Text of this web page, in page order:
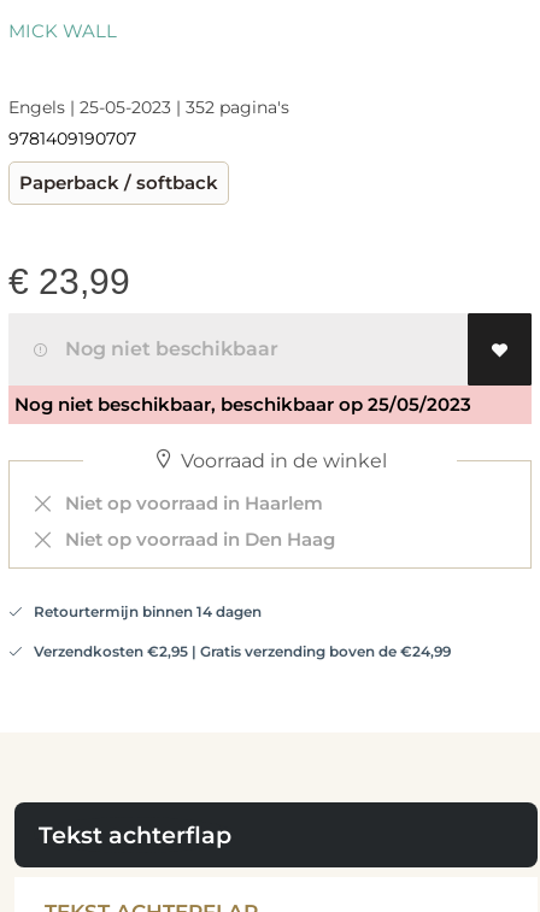
MICK WALL
Engels | 25-05-2023 | 352 pagina's
9781409190707
Paperback / softback
€ 23,99
Nog niet beschikbaar
Nog niet beschikbaar, beschikbaar op 25/05/2023
Voorraad in de winkel
Niet op voorraad in Haarlem
Niet op voorraad in Den Haag
Retourtermijn binnen 14 dagen
Verzendkosten €2,95 | Gratis verzending boven de €24,99
Tekst achterflap